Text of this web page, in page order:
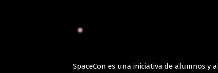
SpaceCon es una iniciativa de alumnos y